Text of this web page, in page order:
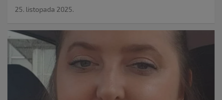
25. listopada 2025.